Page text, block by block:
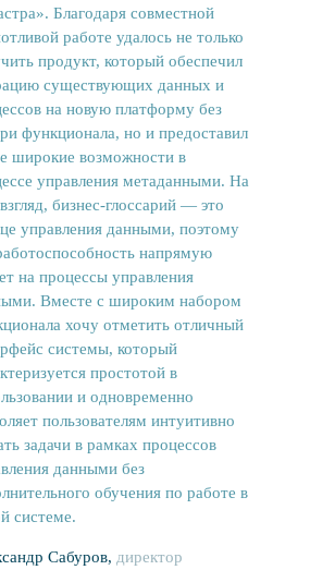
Благодаря совместной
работе удалось не только
продукт, который обеспечил
существующих данных и
на новую платформу без
функционала, но и предоставил
широкие возможности в
управления метаданными. На
бизнес-глоссарий — это
управления данными, поэтому
напрямую
на процессы управления
Вместе с широким набором
хочу отметить отличный
системы, который
простотой в
и одновременно
пользователям интуитивно
задачи в рамках процессов
данными без
обучения по работе в
системе.
Сабуров, директор